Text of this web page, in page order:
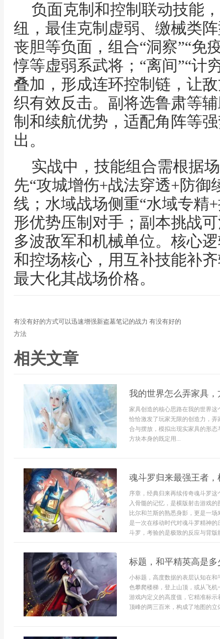
负面克制和控制联动技能
纽，最佳克制虚弱、缴械类
丧胆等负面，组合“洞察”“免
惇等虚弱系武将；“离间”“计
叠加，形成连环控制链，让
织有效反击。副将选鲁肃等
制和续航优势，适配角阵等
出。
实战中，技能组合需根据
先“攻城增伤+战法穿透+防御
线；水域战场侧重“水域专精
形优势压制对手；副本挑战
多波敌军和机械单位。核心
和控场核心，用互补技能补
最大化其战场价格。
有没有好的方式可以迅速增强新盗墓笔记的战力 有没有好的
方法
相关文章
我的世界怎么弄家具
家具创造的核心思路在我的世界
恰恰激发了玩家无限的创造力，
合与摆放，模拟出现实家具的形
方块本身的既定用...
魂斗罗归来最强王者
序章，经典归来再续传奇魂斗罗
入骨髓的记忆，是横版射击游戏
比尔和兰斯的熟悉身影，更是一
是一次在移动时代对魂斗罗精神
斗罗，考验的是极致的反应与背版
标题，和平精英高是
小标题，高度数据的表层认知在
色攀爬楼梯，登上山顶，或从飞
游戏内定义的高度值，它精准标
顶峰的两三百米，构成了地图的立